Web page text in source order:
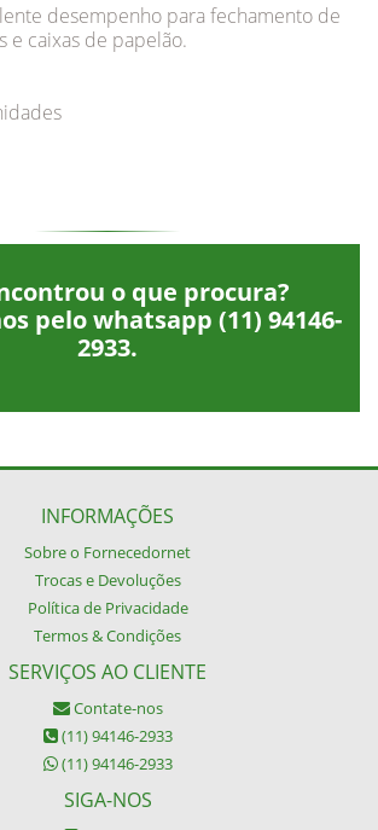
desempenho para fechamento de
e caixas de papelão.
o que procura?
pelo whatsapp (11) 94146-
2933.
INFORMAÇÕES
Sobre o Fornecedornet
Trocas e Devoluções
Política de Privacidade
Termos & Condições
SERVIÇOS AO CLIENTE
Contate-nos
(11) 94146-2933
(11) 94146-2933
SIGA-NOS